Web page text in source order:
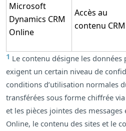
Microsoft
Dynamics CRM
Online
Accès au
contenu CRM
1 Le contenu désigne les
exigent un certain niveau de
conditions d’utilisation normales
transférées sous forme chiffrée
et les pièces jointes des
Online, le contenu des sites et le